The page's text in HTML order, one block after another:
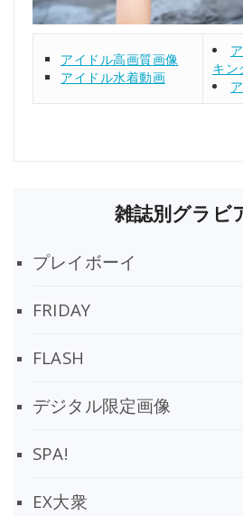
アイドル高画質画像
アイドル水着動画
キン
雑誌別グラビ
プレイボーイ
FRIDAY
FLASH
デジタル限定画像
SPA!
EX大衆